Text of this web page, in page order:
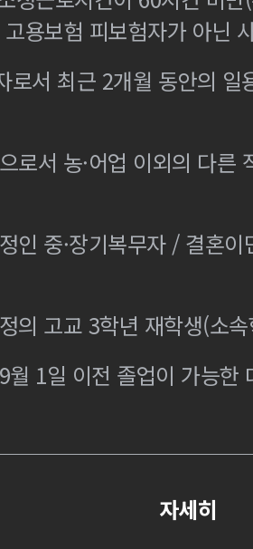
용보험 피보험자가 아닌
로서 최근 2개월 동안의 일
로서 농·어업 이외의 다른
인 중·장기복무자 / 결혼
의 고교 3학년 재학생(소
월 1일 이전 졸업이 가능한
자세히